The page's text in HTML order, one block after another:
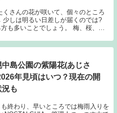
さんの花が咲いて、個々のところ
しは明るい日差しが届くのでは?
も多いことでしょう。 梅、桜、チ
中島公園の紫陽花(あじさ
年見頃はいつ？現在の開
も
終わり、早いところでは梅雨入りを